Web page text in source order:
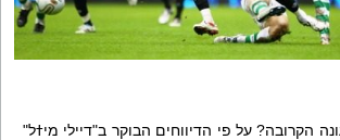
הקרובה? על פי הדיווחים הבוקר ב"דיילי מיߙל"